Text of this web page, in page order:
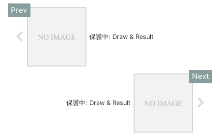
保護中: Draw & Result
保護中: Draw & Result